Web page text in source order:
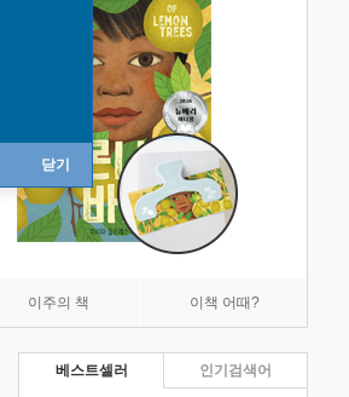
닫기
이주의 책 이책 어때?
베스트셀러 인기검색어